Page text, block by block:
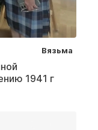
Вязьма
1941 г